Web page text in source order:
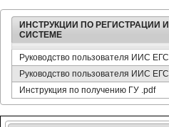
ИНСТРУКЦИИ ПО РЕГИСТРАЦИИ
СИСТЕМЕ
Руководство пользователя ИИС
Руководство пользователя ИИС
Инструкция по получению ГУ .pdf